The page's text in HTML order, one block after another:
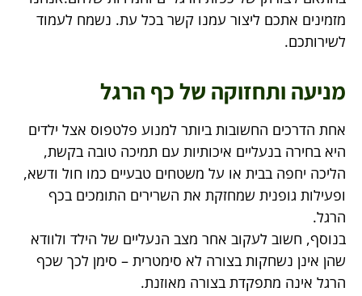
מזמינים אתכם ליצור עמנו קשר בכל עת. נשמח לעמוד
לשירותכם.
מניעה ותחזוקה של כף הרגל
אחת הדרכים החשובות ביותר למנוע פלטפוס אצל ילדים
היא בחירה בנעליים איכותיות עם תמיכה טובה בקשת,
הליכה יחפה בבית או על משטחים טבעיים כמו חול ודשא,
ופעילות גופנית שמחזקת את השרירים התומכים בכף
הרגל.
בנוסף, חשוב לעקוב אחר מצב הנעליים של הילד ולוודא
שהן אינן נשחקות בצורה לא סימטרית – סימן לכך שכף
הרגל אינה מתפקדת בצורה מאוזנת.